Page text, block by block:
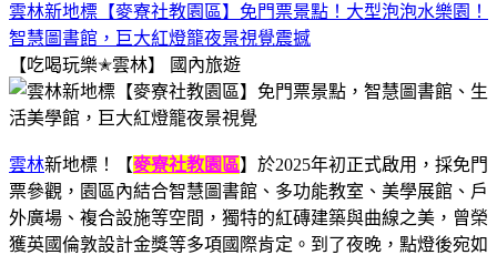
雲林新地標【麥寮社教園區】免門票景點！大型泡泡水樂園！
智慧圖書館，巨大紅燈籠夜景視覺震撼
【吃喝玩樂✭雲林】
國內旅遊
雲林新地標！【麥寮社教園區】於2025年初正式啟用，採免門
票參觀，園區內結合智慧圖書館、多功能教室、美學展館、戶
外廣場、複合設施等空間，獨特的紅磚建築與曲線之美，曾榮
獲英國倫敦設計金獎等多項國際肯定。到了夜晚，點燈後宛如